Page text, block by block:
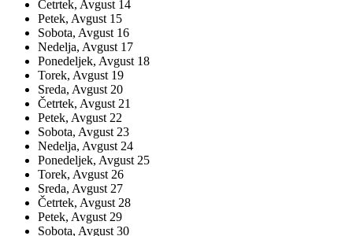
Četrtek, Avgust 14
Petek, Avgust 15
Sobota, Avgust 16
Nedelja, Avgust 17
Ponedeljek, Avgust 18
Torek, Avgust 19
Sreda, Avgust 20
Četrtek, Avgust 21
Petek, Avgust 22
Sobota, Avgust 23
Nedelja, Avgust 24
Ponedeljek, Avgust 25
Torek, Avgust 26
Sreda, Avgust 27
Četrtek, Avgust 28
Petek, Avgust 29
Sobota, Avgust 30